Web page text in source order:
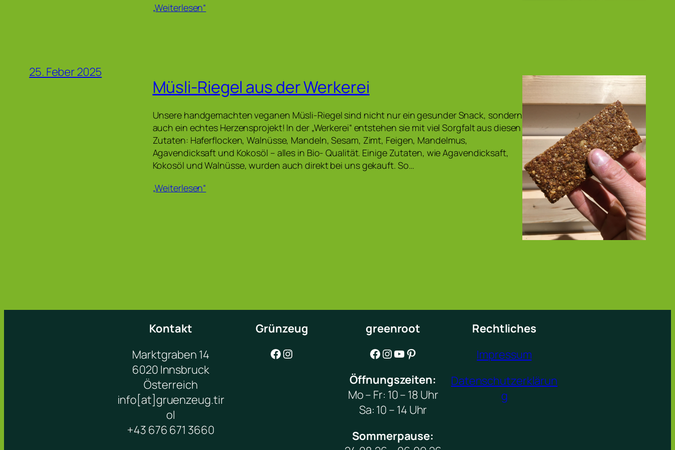
„Weiterlesen“
25. Feber 2025
Müsli-Riegel aus der Werkerei
Unsere handgemachten veganen Müsli-Riegel sind nicht nur ein gesunder Snack, sondern
auch ein echtes Herzensprojekt! In der „Werkerei“ entstehen sie mit viel Sorgfalt aus diesen
Zutaten: Haferflocken, Walnüsse, Mandeln, Sesam, Zimt, Feigen, Mandelmus,
Agavendicksaft und Kokosöl – alles in Bio- Qualität. Einige Zutaten, wie Agavendicksaft,
Kokosöl und Walnüsse, wurden auch direkt bei uns gekauft. So…
„Weiterlesen“
Kontakt
Marktgraben 14
6020 Innsbruck
Österreich
info[at]gruenzeug.tir
ol
+43 676 671 3660
Grünzeug
Facebook Instagram
greenroot
Facebook Instagram YouTube Pinterest
Öffnungszeiten:
Mo – Fr: 10 – 18 Uhr
Sa: 10 – 14 Uhr
Sommerpause:
Rechtliches
Impressum
Datenschutzerklärun
g